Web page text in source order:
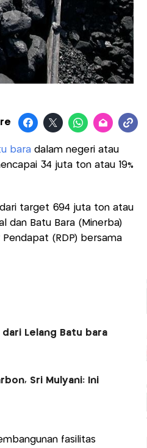
baradalam negeri atau
34 juta ton atau 19%
target 694 juta ton atau
dan Batu Bara (Minerba)
(RDP) bersama
dari Lelang Batu bara
Sri Mulyani: Ini
fasilitas